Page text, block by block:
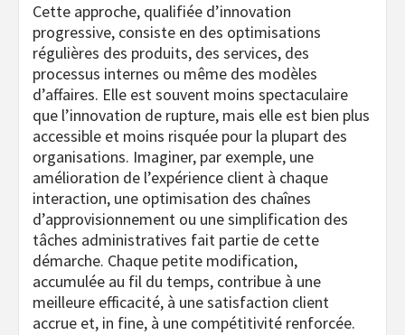
Cette approche, qualifiée d’innovation
progressive, consiste en des optimisations
régulières des produits, des services, des
processus internes ou même des modèles
d’affaires. Elle est souvent moins spectaculaire
que l’innovation de rupture, mais elle est bien plus
accessible et moins risquée pour la plupart des
organisations. Imaginer, par exemple, une
amélioration de l’expérience client à chaque
interaction, une optimisation des chaînes
d’approvisionnement ou une simplification des
tâches administratives fait partie de cette
démarche. Chaque petite modification,
accumulée au fil du temps, contribue à une
meilleure efficacité, à une satisfaction client
accrue et, in fine, à une compétitivité renforcée.